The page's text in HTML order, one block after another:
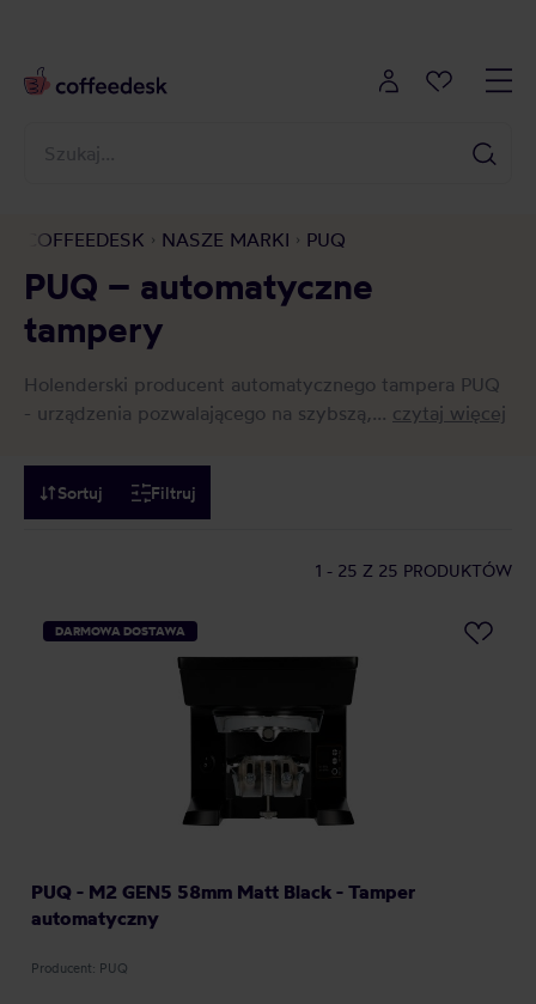
COFFEEDESK NASZE MARKI PUQ
PUQ – automatyczne
tampery
Holenderski producent automatycznego tampera PUQ
- urządzenia pozwalającego na szybszą,... czytaj więcej
Sortuj Filtruj
1 - 25 Z 25 PRODUKTÓW
DARMOWA DOSTAWA
PUQ - M2 GEN5 58mm Matt Black - Tamper
automatyczny
Producent: PUQ